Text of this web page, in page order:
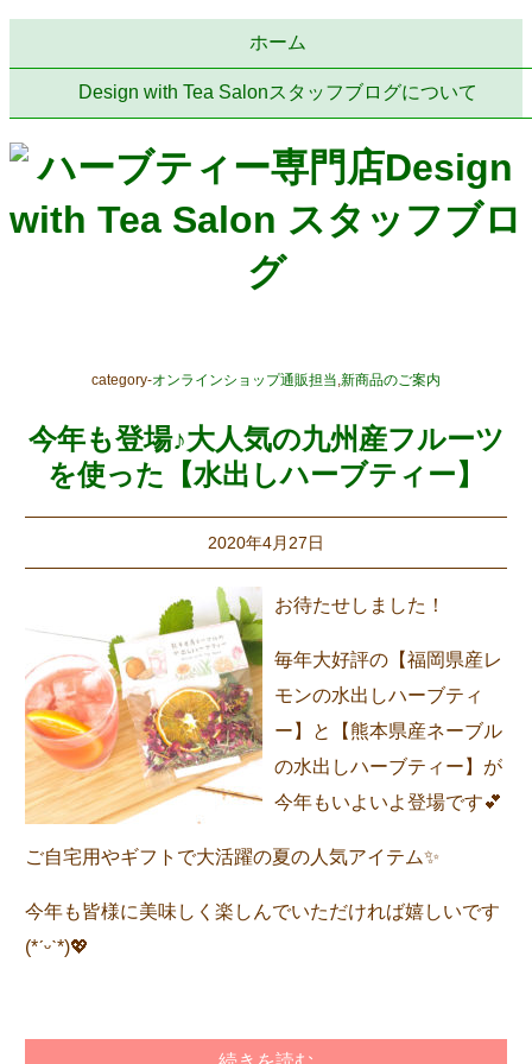
ホーム
Design with Tea Salonスタッフブログについて
category-オンラインショップ通販担当,新商品のご案内
今年も登場♪大人気の九州産フルーツ
を使った【水出しハーブティー】
2020年4月27日
お待たせしました！
毎年大好評の【福岡県産レ
モンの水出しハーブティ
ー】と【熊本県産ネーブル
の水出しハーブティー】が
今年もいよいよ登場です💕
ご自宅用やギフトで大活躍の夏の人気アイテム✨
今年も皆様に美味しく楽しんでいただければ嬉しいです
(*ˊᵕˋ*)💖